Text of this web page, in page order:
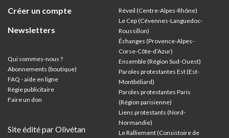
Créer un compte
Newsletters
Qui sommes-nous ?
Abonnements (boutique)
FAQ - aide en ligne
Régie publicitaire
Faire un don
Site édité par Olivétan
Réveil (Centre-Alpes-Rhône)
Le Cep (Cévennes-Languedoc-
Roussillon)
Échanges (Provence-Alpes-
Corse-Côte-d’Azur)
Ensemble (Région Sud-Ouest)
Paroles protestantes Est (Est-
Montbéliard)
Paroles protestantes Paris
(Région parisienne)
Liens protestants (Nord-
Normandie)
Le Ralliement (Consistoire de